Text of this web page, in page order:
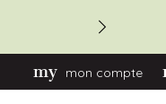
mon compte